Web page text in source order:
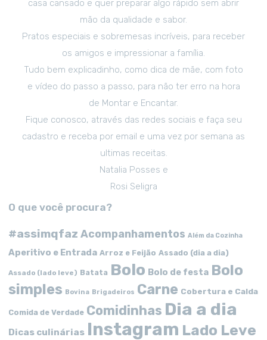
casa cansado e quer preparar algo rápido sem abrir
mão da qualidade e sabor.
Pratos especiais e sobremesas incríveis, para receber
os amigos e impressionar a família.
Tudo bem explicadinho, como dica de mãe, com foto
e vídeo do passo a passo, para não ter erro na hora
de Montar e Encantar.
Fique conosco, através das redes sociais e faça seu
cadastro e receba por email e uma vez por semana as
ultimas receitas.
Natalia Posses e
Rosi Seligra
O que você procura?
#assimqfaz Acompanhamentos Além da Cozinha
Aperitivo e Entrada Arroz e Feijão Assado (dia a dia)
Assado (lado leve) Batata Bolo Bolo de festa Bolo
simples Bovina Brigadeiros Carne Cobertura e Calda
Comida de Verdade Comidinhas Dia a dia
Dicas culinárias Instagram Lado Leve